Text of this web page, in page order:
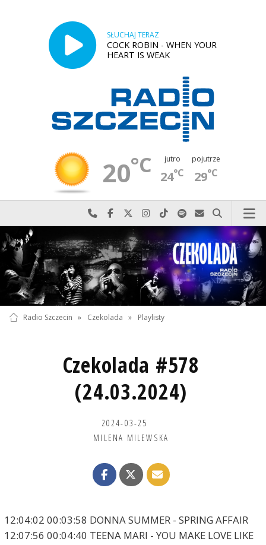
SŁUCHAJ TERAZ
COCK ROBIN - WHEN YOUR
HEART IS WEAK
20°C jutro
24°C
pojutrze
29°C
Najlepiej po prostu do nas zadzwoń
Odwiedź nas na Facebook-u
Odwiedź nas na X
Odwiedź nas na Instagram-ie
Odwiedź nas na TikTok-u
Szukaj nas na Spotify
Wyślij do nas
Szukaj
Radio Szczecin » Czekolada » Playlisty
Czekolada #578
(24.03.2024)
2024-03-25
MILENA MILEWSKA
12:04:02 00:03:58 DONNA SUMMER - SPRING AFFAIR
12:07:56 00:04:40 TEENA MARI - YOU MAKE LOVE LIKE